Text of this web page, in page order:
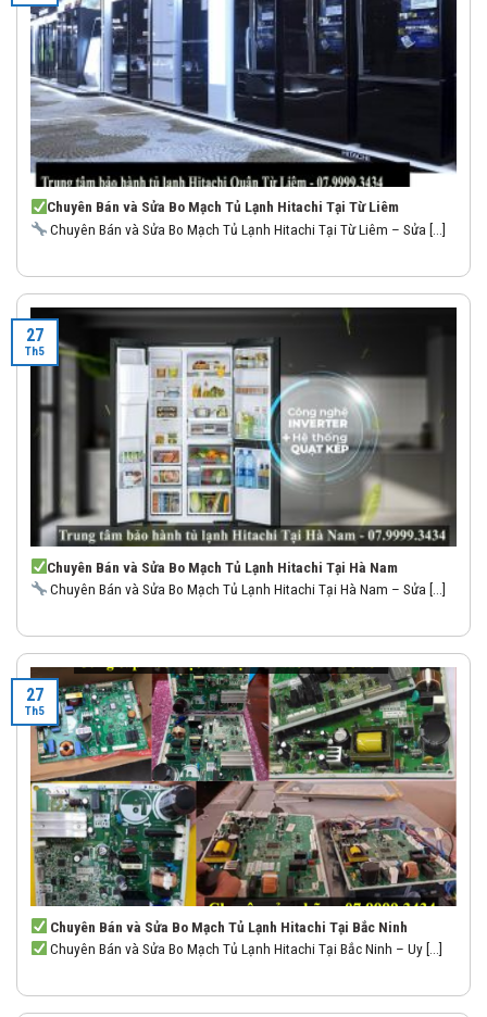
Chuyên Bán và Sửa Bo Mạch Tủ Lạnh Hitachi Tại Từ Liêm
Chuyên Bán và Sửa Bo Mạch Tủ Lạnh Hitachi Tại Từ Liêm – Sửa [...]
Chuyên Bán và Sửa Bo Mạch Tủ Lạnh Hitachi Tại Hà Nam
Chuyên Bán và Sửa Bo Mạch Tủ Lạnh Hitachi Tại Hà Nam – Sửa [...]
27
Th5
Chuyên Bán và Sửa Bo Mạch Tủ Lạnh Hitachi Tại Bắc Ninh
Chuyên Bán và Sửa Bo Mạch Tủ Lạnh Hitachi Tại Bắc Ninh – Uy [...]
27
Th5